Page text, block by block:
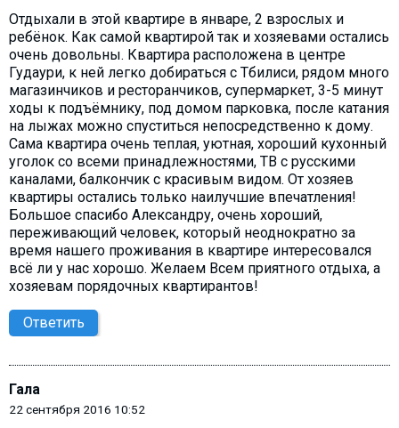
Отдыхали в этой квартире в январе, 2 взрослых и
ребёнок. Как самой квартирой так и хозяевами остались
очень довольны. Квартира расположена в центре
Гудаури, к ней легко добираться с Тбилиси, рядом много
магазинчиков и ресторанчиков, супермаркет, 3-5 минут
ходы к подъёмнику, под домом парковка, после катания
на лыжах можно спуститься непосредственно к дому.
Сама квартира очень теплая, уютная, хороший кухонный
уголок со всеми принадлежностями, ТВ с русскими
каналами, балкончик с красивым видом. От хозяев
квартиры остались только наилучшие впечатления!
Большое спасибо Александру, очень хороший,
переживающий человек, который неоднократно за
время нашего проживания в квартире интересовался
всё ли у нас хорошо. Желаем Всем приятного отдыха, а
хозяевам порядочных квартирантов!
Ответить
Гала
22 сентября 2016 10:52